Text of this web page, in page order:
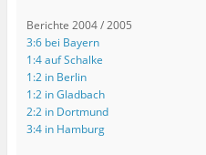
Berichte 2004 / 2005
3:6 bei Bayern
1:4 auf Schalke
1:2 in Berlin
1:2 in Gladbach
2:2 in Dortmund
3:4 in Hamburg